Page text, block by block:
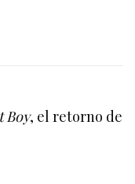
Boy, el retorno de